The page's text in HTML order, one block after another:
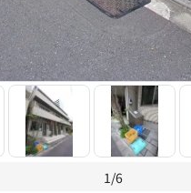
1/6